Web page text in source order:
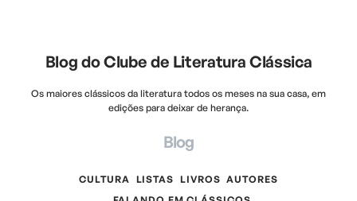
Blog do Clube de Literatura Clássica
Os maiores clássicos da literatura todos os meses na sua casa, em
edições para deixar de herança.
Blog
CULTURA LISTAS LIVROS AUTORES